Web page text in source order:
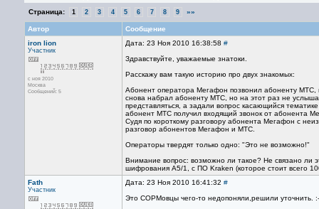
Страница: 1 2 3 4 5 6 7 8 9 »»
Автор
Сообщение
iron lion
Участник
с ноя 2010
Москва
Сообщений: 5
Дата: 23 Ноя 2010 16:38:58 #
Здравствуйте, уважаемые знатоки.
Расскажу вам такую историю про двух знакомых:
Абонент оператора Мегафон позвонил абоненту МТС,
снова набрал абоненту МТС, но на этот раз не
представляться, а задали вопрос касающийся
абонент МТС получил входящий звонок от абонента
Судя по короткому разговору абонента Мегафон с
разговор абонентов Мегафон и МТС.
Операторы твердят только одно: "Это не возможно!"
Внимание вопрос: возможно ли такое? Не связано ли
шифрования A5/1, с ПО Kraken (которое стоит всего
Fath
Участник
Дата: 23 Ноя 2010 16:41:32 #
Это СОРМовцы чего-то недопоняли,решили уточнить.